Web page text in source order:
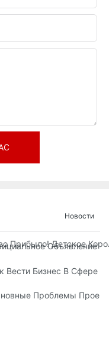
Новости
Прибыло! Детское
Объявление |
В
Вести Бизнес В Сфере
Проектирования
Проблемы